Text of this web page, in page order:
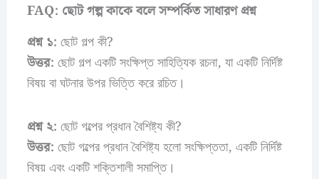
FAQ: ছোট গল্প কাকে বলে সম্পর্কিত সাধারণ প্রশ্ন
প্রশ্ন ১: ছোট গল্প কী?
উত্তর: ছোট গল্প একটি সংক্ষিপ্ত সাহিত্যিক রচনা, যা একটি নির্দিষ্ট
বিষয় বা ঘটনার উপর ভিত্তি করে রচিত।
প্রশ্ন ২: ছোট গল্পের প্রধান বৈশিষ্ট্য কী?
উত্তর: ছোট গল্পের প্রধান বৈশিষ্ট্য হলো সংক্ষিপ্ততা, একটি নির্দিষ্ট
বিষয় এবং একটি শক্তিশালী সমাপ্তি।